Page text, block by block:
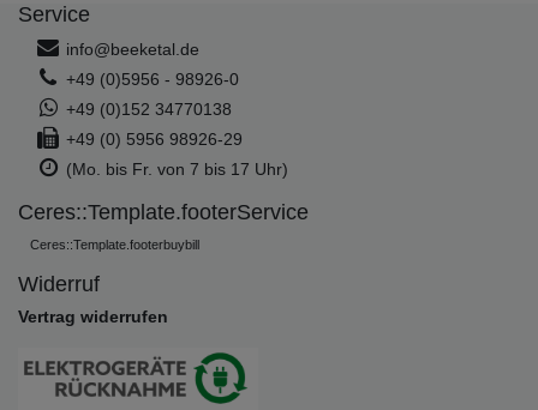
Service
info@beeketal.de
+49 (0)5956 - 98926-0
+49 (0)152 34770138
+49 (0) 5956 98926-29
(Mo. bis Fr. von 7 bis 17 Uhr)
Ceres::Template.footerService
Ceres::Template.footerbuybill
Widerruf
Vertrag widerrufen